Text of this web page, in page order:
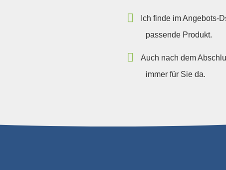
Ich finde im Angebots-
passende Produkt.
Auch nach dem
immer für Sie da.